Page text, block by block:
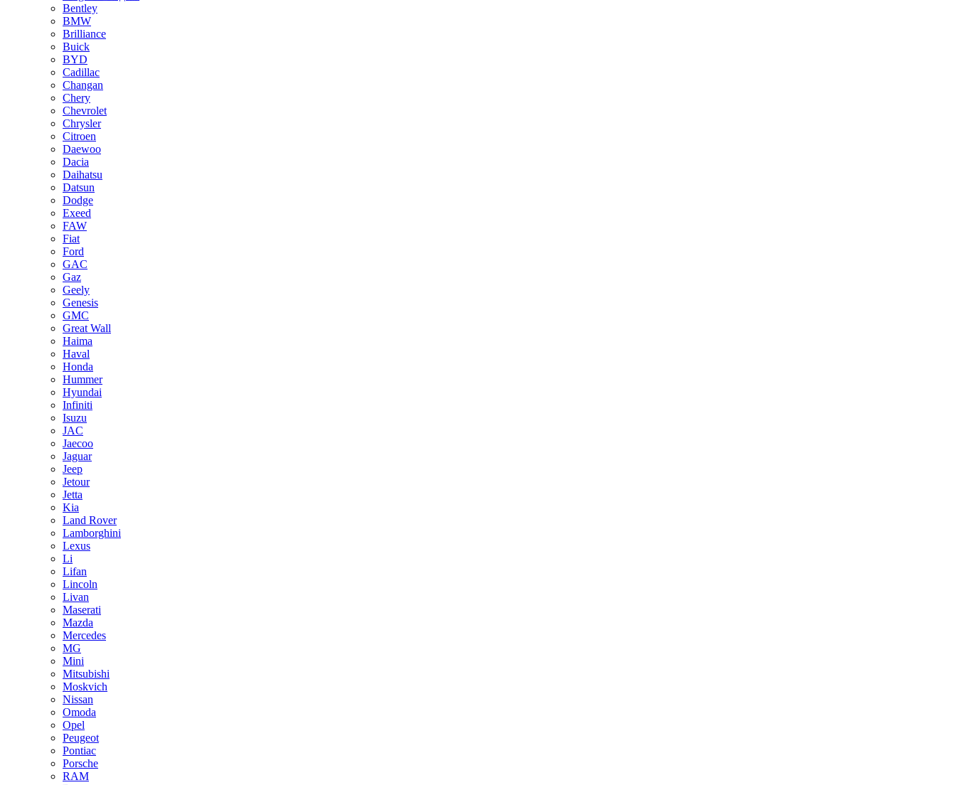
Bentley
BMW
Brilliance
Buick
BYD
Cadillac
Changan
Chery
Chevrolet
Chrysler
Citroen
Daewoo
Dacia
Daihatsu
Datsun
Dodge
Exeed
FAW
Fiat
Ford
GAC
Gaz
Geely
Genesis
GMC
Great Wall
Haima
Haval
Honda
Hummer
Hyundai
Infiniti
Isuzu
JAC
Jaecoo
Jaguar
Jeep
Jetour
Jetta
Kia
Land Rover
Lamborghini
Lexus
Li
Lifan
Lincoln
Livan
Maserati
Mazda
Mercedes
MG
Mini
Mitsubishi
Moskvich
Nissan
Omoda
Opel
Peugeot
Pontiac
Porsche
RAM